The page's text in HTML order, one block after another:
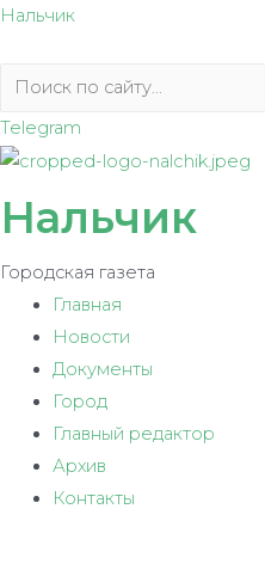
Перейти
содержимому
Нальчик
Telegram
Нальчик
Городская газета
Главная
Новости
Документы
Город
Главный редактор
Архив
Контакты